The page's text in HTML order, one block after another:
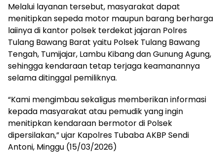
Melalui layanan tersebut, masyarakat dapat
menitipkan sepeda motor maupun barang berharga
laiinya di kantor polsek terdekat jajaran Polres
Tulang Bawang Barat yaitu Polsek Tulang Bawang
Tengah, Tumijajar, Lambu Kibang dan Gunung Agung,
sehingga kendaraan tetap terjaga keamanannya
selama ditinggal pemiliknya.
“Kami mengimbau sekaligus memberikan informasi
kepada masyarakat atau pemudik yang ingin
menitipkan kendaraan bermotor di Polsek
dipersilakan,” ujar Kapolres Tubaba AKBP Sendi
Antoni, Minggu (15/03/2026)